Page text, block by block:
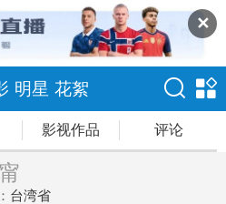
✕
明星 花絮
影视作品 评论
台湾省